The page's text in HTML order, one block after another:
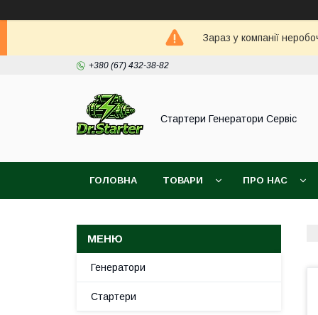
Зараз у компанії
+380 (67) 432-38-82
Стартери Генератори Сервіс
ГОЛОВНА ТОВАРИ ПРО НАС
Генератори
Стартери